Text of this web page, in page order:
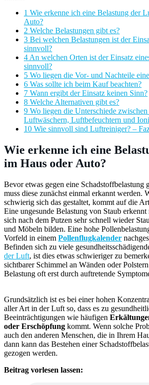
1 Wie erkenne ich eine Belastung der
Auto?
2 Welche Belastungen gibt es?
3 Bei welchen Belastungen ist der
sinnvoll?
4 An welchen Orten ist der Einsatz
sinnvoll?
5 Wo liegen die Vor- und Nachteile
6 Was sollte ich beim Kauf beachten?
7 Wann ergibt der Einsatz keinen Sinn?
8 Welche Alternativen gibt es?
9 Wo liegen die Unterschiede
Luftwäschern, Luftbefeuchtern und
10 Wie sinnvoll sind Luftreiniger? –
Wie erkenne ich eine
im Haus oder Auto?
Bevor etwas gegen eine Schadstoffbelastung
muss diese zunächst einmal erkannt werden.
schwierig sich das gestaltet, kommt auf die
Eine ungesunde Belastung von Staub erkennt
sich nach dem Putzen sehr schnell wieder
und Möbeln bilden. Eine hohe
Vorfeld in einem Pollenflugkalender
Befinden sich zu viele
der Luft, ist dies etwas schwieriger zu
sichtbarer Schimmel an Wänden oder
Belastung oft erst durch auftretende
Grundsätzlich ist es bei einer hohen
aller Art in der Luft so, dass es zu
Beeinträchtigungen wie häufigen
oder Erschöpfung kommt. Wenn solche
auch den anderen Menschen, die in Ihrem
dann kann das Bestehen einer
gezogen werden.
Beitrag vorlesen lassen: